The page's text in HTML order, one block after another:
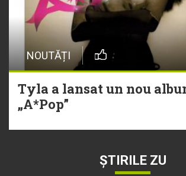
NOUTĂȚI
Tyla a lansat un nou
„A*Pop”
ȘTIRILE ZU